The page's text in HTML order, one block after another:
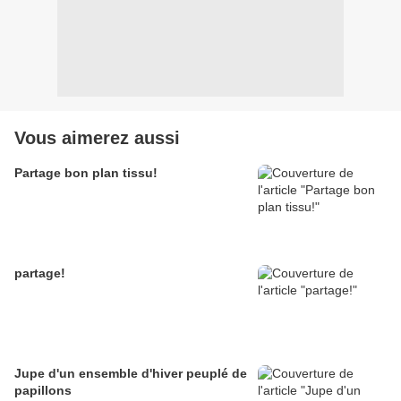
Vous aimerez aussi
Partage bon plan tissu!
partage!
Jupe d'un ensemble d'hiver peuplé de
papillons